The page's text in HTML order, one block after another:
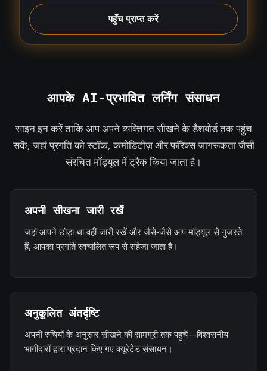
S
पहुँच प्राप्त करें
आपके AI-प्रभावित लर्निंग संसाधन
साइन इन करें ताकि आप अपने व्यक्तिगत सीखने के डैशबोर्ड तक पहुंच
सकें, जहां प्रगति को स्टॉक, कमोडिटीज़ और फॉरेक्स जागरूकता जैसी
संरचित मॉड्यूल में ट्रैक किया जाता है।
अपनी सीखना जारी रखें
जहां आपने छोड़ा था वहीं जारी रखें और जैसे-जैसे आप मॉड्यूल से गुजरते
हैं, आपका प्रगति स्वचालित रूप से सहेजा जाता है।
अनुकूलित अंतर्दृष्टि
अपनी रुचियों के अनुसार सीखने की सामग्री तक पहुंचें—विश्वसनीय
भागीदारों द्वारा प्रदान किए गए क्यूरेटेड संसाधन।